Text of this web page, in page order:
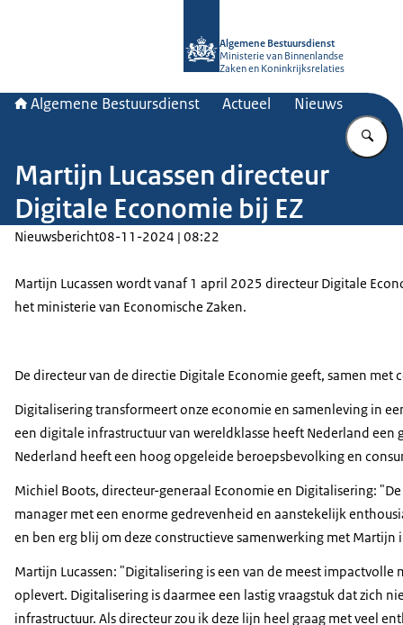
Algemene Bestuursdienst
Ministerie van Binnenlandse
Zaken en Koninkrijksrelaties
Algemene Bestuursdienst Actueel Nieuws
Martijn Lucassen directeur
Digitale Economie bij EZ
Nieuwsbericht08-11-2024 | 08:22
Martijn Lucassen wordt vanaf 1 april 2025 directeur Digitale
het ministerie van Economische Zaken.
De directeur van de directie Digitale Economie geeft, samen
Digitalisering transformeert onze economie en samenleving in
een digitale infrastructuur van wereldklasse heeft Nederland
Nederland heeft een hoog opgeleide beroepsbevolking en
Michiel Boots, directeur-generaal Economie en Digitalisering:
manager met een enorme gedrevenheid en aanstekelijk
en ben erg blij om deze constructieve samenwerking met
Martijn Lucassen: "Digitalisering is een van de meest
oplevert. Digitalisering is daarmee een lastig vraagstuk dat zich
infrastructuur. Als directeur zou ik deze lijn heel graag met veel